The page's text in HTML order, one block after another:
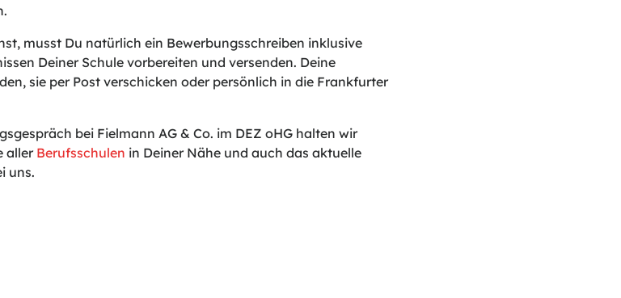
musst Du natürlich ein Bewerbungsschreiben inklusive
Deiner Schule vorbereiten und versenden. Deine
sie per Post verschicken oder persönlich in die Frankfurter
bei Fielmann AG & Co. im DEZ oHG halten wir
aller Berufsschulen in Deiner Nähe und auch das aktuelle
uns.